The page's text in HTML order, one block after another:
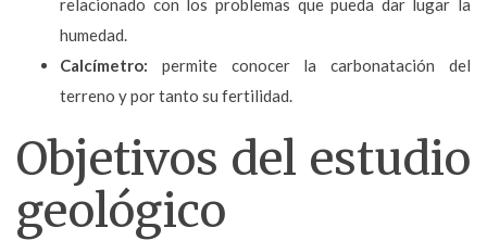
relacionado con los problemas que pueda dar lugar la
humedad.
Calcímetro: permite conocer la carbonatación del
terreno y por tanto su fertilidad.
Objetivos del estudio
geológico